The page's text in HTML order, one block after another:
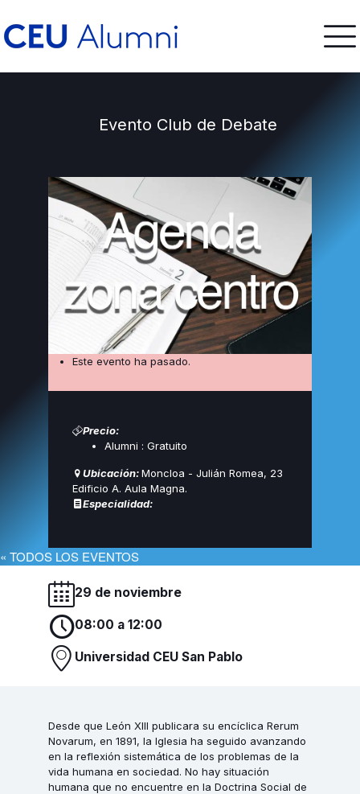
Evento Club de Debate
Este evento ha pasado.
Precio:
Alumni :Gratuito
Ubicación:Moncloa - Julián Romea, 23
Edificio A. Aula Magna.
Especialidad:
« TODOS LOS EVENTOS
29 de noviembre
08:00 a 12:00
Universidad CEU San Pablo
Desde que León XIII publicara su encíclica Rerum
Novarum, en 1891, la Iglesia ha seguido avanzando
en la reflexión sistemática de los problemas de la
vida humana en sociedad. No hay situación
humana que no encuentre en la Doctrina Social de